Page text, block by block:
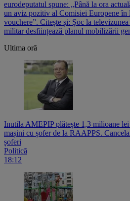
eurodeputatul spune: „Până la ora
un aviz pozitiv al Comisiei Europene în
vouchere”. Citește și: Șoc la
militar desființează planul mobilizării
Ultima oră
Inutila AMEPIP plătește 1,3 milioane lei
mașini cu șofer de la RAAPPS.
șoferi
Politică
18:12